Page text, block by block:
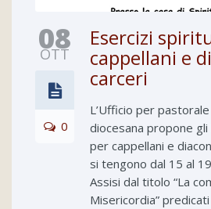
08
OTT
0
Esercizi
cappellani e
carceri
L’Ufficio per
diocesana propone gli
per cappellani e
si tengono dal 15 al
Assisi dal titolo “La
Misericordia” predicati